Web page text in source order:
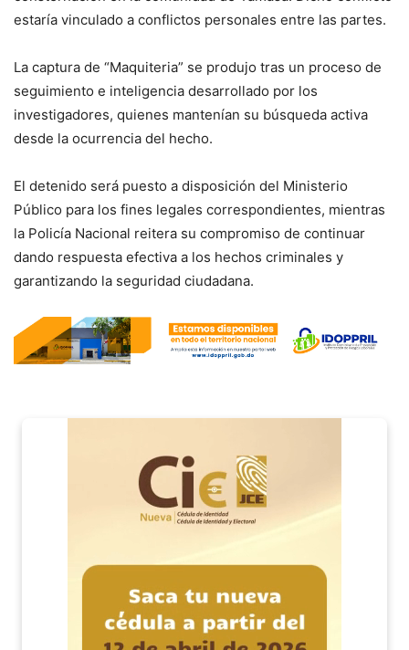
estaría vinculado a conflictos personales entre las partes.
La captura de “Maquiteria” se produjo tras un proceso de
seguimiento e inteligencia desarrollado por los
investigadores, quienes mantenían su búsqueda activa
desde la ocurrencia del hecho.
El detenido será puesto a disposición del Ministerio
Público para los fines legales correspondientes, mientras
la Policía Nacional reitera su compromiso de continuar
dando respuesta efectiva a los hechos criminales y
garantizando la seguridad ciudadana.